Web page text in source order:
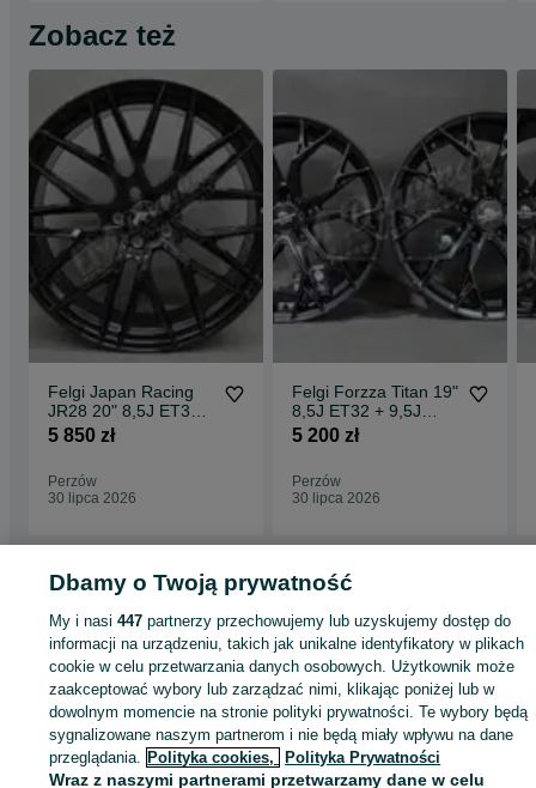
Zobacz też
Felgi Japan Racing
JR28 20" 8,5J ET35
5x112 Gloss Black
5 850 zł
Perzów
30 lipca 2026
Felgi Forzza Titan 19"
8,5J ET32 + 9,5J
ET38 5x120 Black
5 200 zł
Perzów
30 lipca 2026
- Perzów
KATEGORIA
ID:928468286 Wyświetlenia:
Dbamy o Twoją prywatność
My i nasi447 partnerzy przechowujemy lub uzyskujemy dostęp do
informacji na urządzeniu, takich jak unikalne identyfikatory w plikach
cookie w celu przetwarzania danych osobowych. Użytkownik może
zaakceptować wybory lub zarządzać nimi, klikając poniżej lub w
dowolnym momencie na stronie polityki prywatności. Te wybory będą
sygnalizowane naszym partnerom i nie będą miały wpływu na dane
przeglądania. Polityka cookies, Polityka Prywatności
Wraz z naszymi partnerami przetwarzamy dane w celu